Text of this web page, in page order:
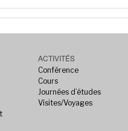
ACTIVITÉS
Conférence
Cours
Journées d’études
Visites/Voyages